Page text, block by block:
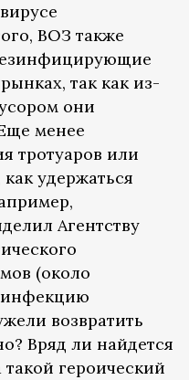
ВОЗ также
так как из-
они
менее
тротуаров или
удержаться
Агентству
(около
возвратить
Вряд ли найдется
героический